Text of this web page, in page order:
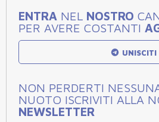
ENTRA NEL NOSTRO
PER AVERE COSTANTI
UNISCITI
NON PERDERTI
NUOTO ISCRIVITI ALLA
NEWSLETTER